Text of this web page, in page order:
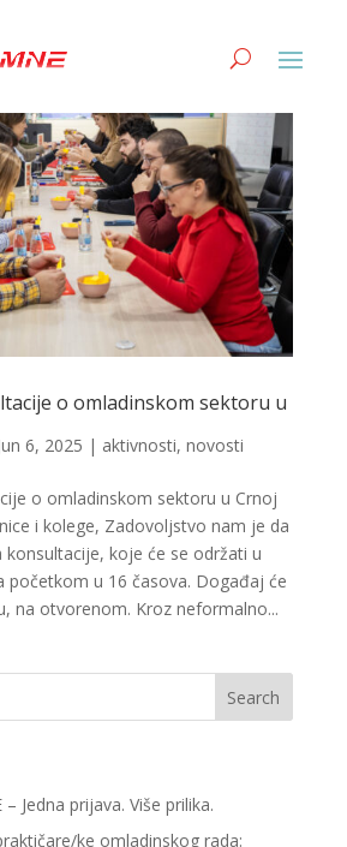
o omladinskom sektoru u
6, 2025 | aktivnosti, novosti
o omladinskom sektoru u Crnoj
i kolege, Zadovoljstvo nam je da
koje će se održati u
početkom u 16 časova. Događaj će
na otvorenom. Kroz neformalno...
Jedna prijava. Više prilika.
ke omladinskog rada: